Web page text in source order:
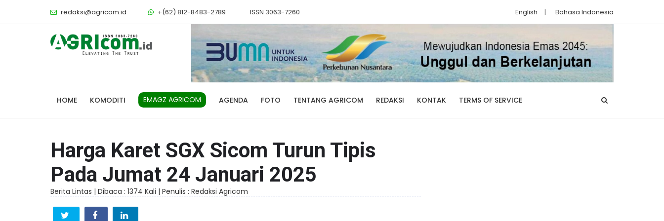
redaksi@agricom.id +(62) 812-8483-2789 ISSN 3063-7260 English | Bahasa Indonesia
HOME KOMODITI EMAGZ AGRICOM AGENDA FOTO TENTANG AGRICOM REDAKSI KONTAK TERMS OF SERVICE
Harga Karet SGX Sicom Turun Tipis
Pada Jumat 24 Januari 2025
Berita Lintas | Dibaca : 1374 Kali | Penulis : Redaksi Agricom